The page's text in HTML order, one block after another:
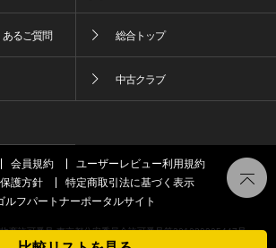
あるご質問 総合トップ
中古クラブ
会員規約
ユーザーレビュー利用規約
護方針
特定商取引法に基づく表示
ルフパートナーポータルサイト
商許可番号 東京都公安委員会許可番号第301089905447号